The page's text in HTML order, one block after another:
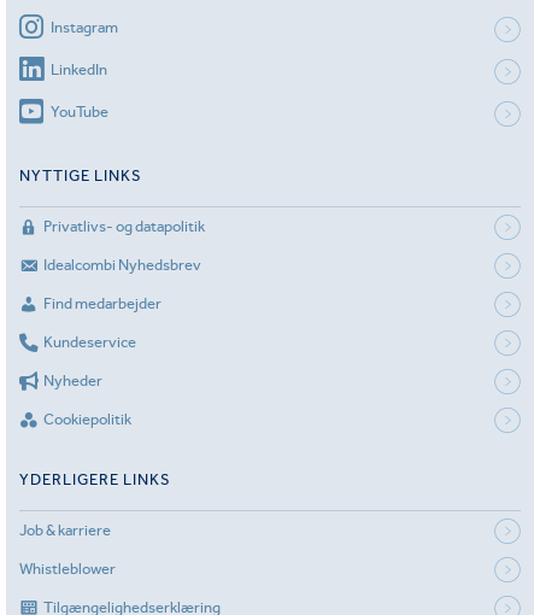
Instagram
LinkedIn
YouTube
NYTTIGE LINKS
Privatlivs- og datapolitik
Idealcombi Nyhedsbrev
Find medarbejder
Kundeservice
Nyheder
Cookiepolitik
YDERLIGERE LINKS
Job & karriere
Whistleblower
Tilgængelighedserklæring